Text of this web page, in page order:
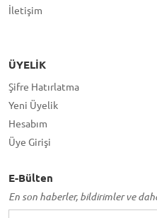
İletişim
ÜYELIK
Şifre Hatırlatma
Yeni Üyelik
Hesabım
Üye Girişi
E-Bülten
En son haberler, bildirimler ve